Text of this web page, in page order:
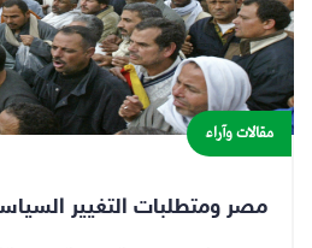
مقالات وآراء
مصر ومتطلبات التغيير